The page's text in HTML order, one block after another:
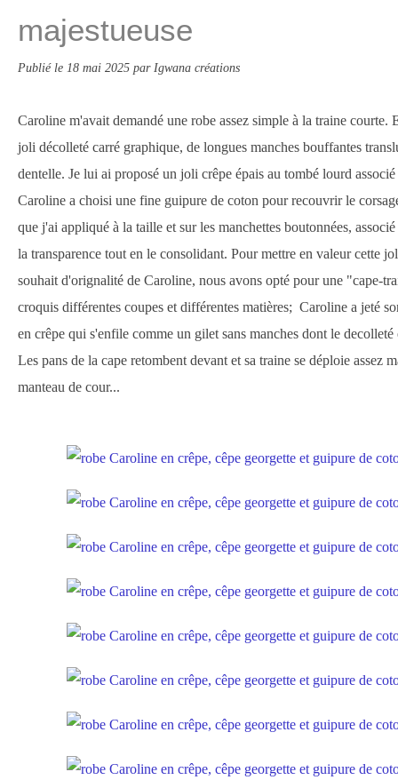
majestueuse
Publié le 18 mai 2025 par Igwana créations
Caroline m'avait demandé une robe assez simple à la traine courte.
joli décolleté carré graphique, de longues manches bouffantes
dentelle. Je lui ai proposé un joli crêpe épais au tombé lourd
Caroline a choisi une fine guipure de coton pour recouvrir le
que j'ai appliqué à la taille et sur les manchettes boutonnées,
la transparence tout en le consolidant. Pour mettre en valeur cette
souhait d'orignalité de Caroline, nous avons opté pour une "cape-
croquis différentes coupes et différentes matières; Caroline a jeté
en crêpe qui s'enfile comme un gilet sans manches dont le
Les pans de la cape retombent devant et sa traine se déploie assez
manteau de cour...